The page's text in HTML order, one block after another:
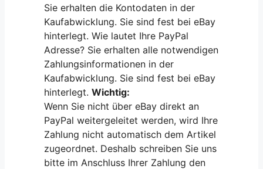
Sie erhalten die Kontodaten in der
Kaufabwicklung. Sie sind fest bei eBay
hinterlegt. Wie lautet Ihre PayPal
Adresse? Sie erhalten alle notwendigen
Zahlungsinformationen in der
Kaufabwicklung. Sie sind fest bei eBay
hinterlegt.Wichtig:
Wenn Sie nicht über eBay direkt an
PayPal weitergeleitet werden, wird Ihre
Zahlung nicht automatisch dem Artikel
zugeordnet. Deshalb schreiben Sie uns
bitte im Anschluss Ihrer Zahlung den